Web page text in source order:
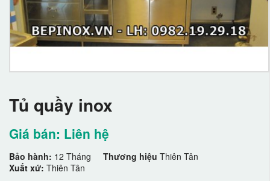
Tủ quầy inox
Giá bán: Liên hệ
Bảo hành: 12 Tháng Thương hiệu Thiên Tân
Xuất xứ: Thiên Tân